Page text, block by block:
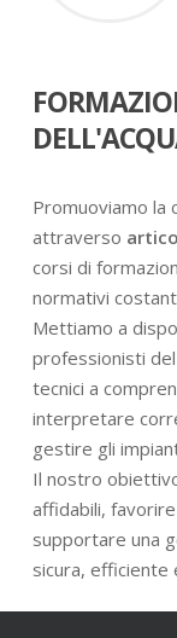
Promuoviamo la
attraverso
corsi di
normativi
Mettiamo a
professionisti
tecnici a
interpretare
gestire gli
Il nostro
affidabili,
supportare una
sicura, efficiente